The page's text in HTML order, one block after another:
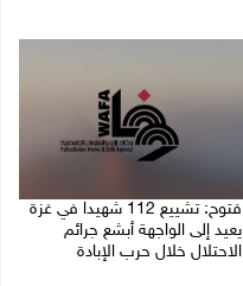
فتوح: تشييع 112 شهيدا في غزة
يعيد إلى الواجهة أبشع جرائم
الاحتلال خلال حرب الإبادة